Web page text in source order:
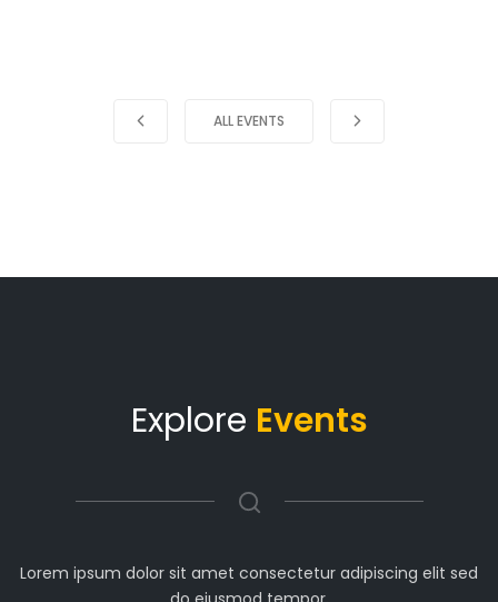
ALL EVENTS
Explore Events
Lorem ipsum dolor sit amet consectetur adipiscing elit sed